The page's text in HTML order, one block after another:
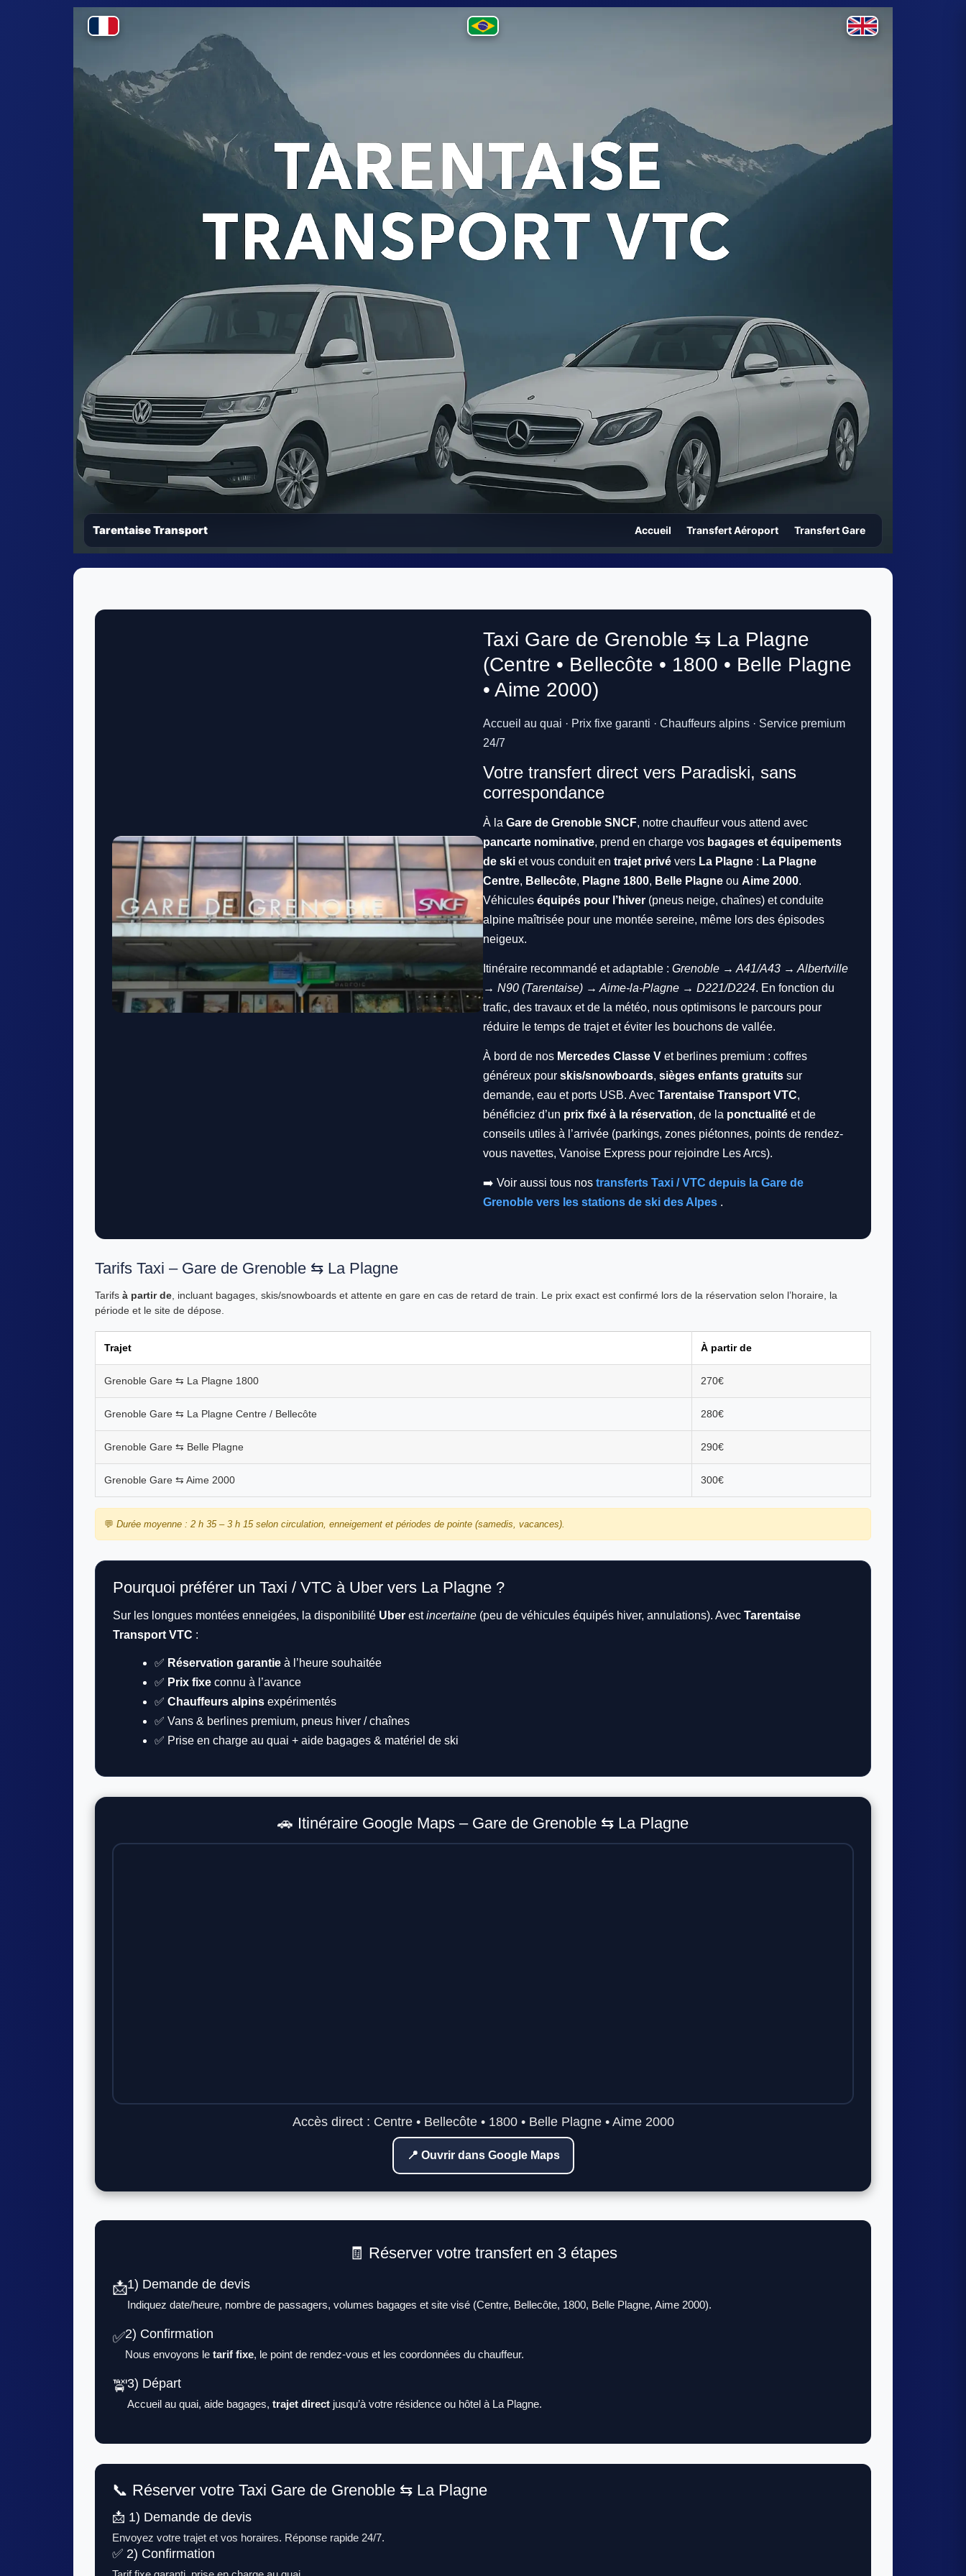
Tarentaise Transport Accueil Transfert Aéroport Transfert Gare
Taxi Gare de Grenoble ⇆ La Plagne
(Centre • Bellecôte • 1800 • Belle Plagne
• Aime 2000)
Accueil au quai · Prix fixe garanti · Chauffeurs alpins · Service premium
24/7
Votre transfert direct vers Paradiski, sans
correspondance
À la Gare de Grenoble SNCF, notre chauffeur vous attend avec
pancarte nominative, prend en charge vos bagages et équipements
de ski et vous conduit en trajet privé vers La Plagne : La Plagne
Centre, Bellecôte, Plagne 1800, Belle Plagne ou Aime 2000.
Véhicules équipés pour l’hiver (pneus neige, chaînes) et conduite
alpine maîtrisée pour une montée sereine, même lors des épisodes
neigeux.
Itinéraire recommandé et adaptable : Grenoble → A41/A43 → Albertville
→ N90 (Tarentaise) → Aime-la-Plagne → D221/D224. En fonction du
trafic, des travaux et de la météo, nous optimisons le parcours pour
réduire le temps de trajet et éviter les bouchons de vallée.
À bord de nos Mercedes Classe V et berlines premium : coffres
généreux pour skis/snowboards, sièges enfants gratuits sur
demande, eau et ports USB. Avec Tarentaise Transport VTC,
bénéficiez d’un prix fixé à la réservation, de la ponctualité et de
conseils utiles à l’arrivée (parkings, zones piétonnes, points de rendez-
vous navettes, Vanoise Express pour rejoindre Les Arcs).
➡️ Voir aussi tous nos transferts Taxi / VTC depuis la Gare de
Grenoble vers les stations de ski des Alpes .
Tarifs Taxi – Gare de Grenoble ⇆ La Plagne
Tarifs à partir de , incluant bagages, skis/snowboards et attente en gare en cas de retard de train. Le prix exact est confirmé lors de la réservation selon l’horaire, la
période et le site de dépose.
Trajet À partir de
Grenoble Gare ⇆ La Plagne 1800 270€
Grenoble Gare ⇆ La Plagne Centre / Bellecôte 280€
Grenoble Gare ⇆ Belle Plagne 290€
Grenoble Gare ⇆ Aime 2000 300€
💬 Durée moyenne : 2 h 35 – 3 h 15 selon circulation, enneigement et périodes de pointe (samedis, vacances).
Pourquoi préférer un Taxi / VTC à Uber vers La Plagne ?
Sur les longues montées enneigées, la disponibilité Uber estincertaine (peu de véhicules équipés hiver, annulations). Avec Tarentaise
Transport VTC :
✅ Réservation garantie à l’heure souhaitée
✅ Prix fixe connu à l’avance
✅ Chauffeurs alpins expérimentés
✅ Vans & berlines premium, pneus hiver / chaînes
✅ Prise en charge au quai + aide bagages & matériel de ski
🚗 Itinéraire Google Maps – Gare de Grenoble ⇆ La Plagne
Accès direct : Centre • Bellecôte • 1800 • Belle Plagne • Aime 2000
📍 Ouvrir dans Google Maps
🧾 Réserver votre transfert en 3 étapes
📩1) Demande de devis
Indiquez date/heure, nombre de passagers, volumes bagages et site visé (Centre, Bellecôte, 1800, Belle Plagne, Aime 2000).
✅2) Confirmation
Nous envoyons le tarif fixe, le point de rendez-vous et les coordonnées du chauffeur.
🚖3) Départ
Accueil au quai, aide bagages, trajet direct jusqu’à votre résidence ou hôtel à La Plagne.
📞 Réserver votre Taxi Gare de Grenoble ⇆ La Plagne
📩 1) Demande de devis
Envoyez votre trajet et vos horaires. Réponse rapide 24/7.
✅ 2) Confirmation